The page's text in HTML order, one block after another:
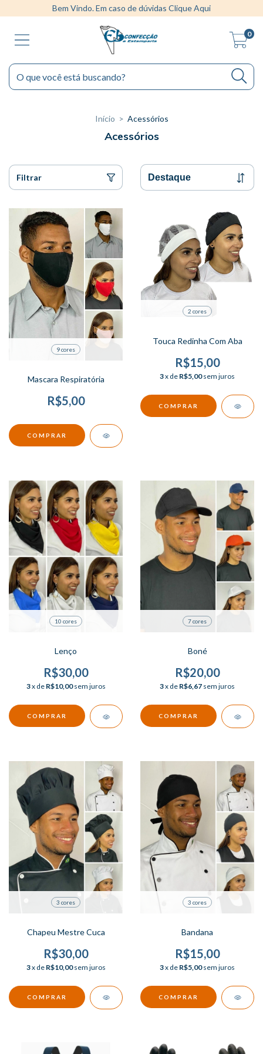
Bem Vindo. Em caso de dúvidas Clique Aqui
0
Início > Acessórios
Acessórios
Filtrar
9 cores
Mascara Respiratória
R$5,00
COMPRAR
2 cores
Touca Redinha Com Aba
R$15,00
3x de R$5,00 sem juros
COMPRAR
10 cores
Lenço
R$30,00
3x de R$10,00 sem juros
COMPRAR
7 cores
Boné
R$20,00
3x de R$6,67 sem juros
COMPRAR
3 cores
Chapeu Mestre Cuca
R$30,00
3x de R$10,00 sem juros
COMPRAR
3 cores
Bandana
R$15,00
3x de R$5,00 sem juros
COMPRAR